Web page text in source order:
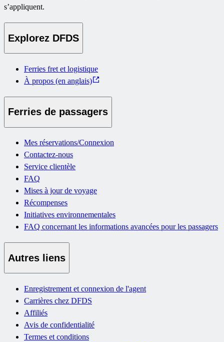
s’appliquent.
Explorez DFDS
Ferries fret et logistique
À propos (en anglais)
Ferries de passagers
Mes réservations/Connexion
Contactez-nous
Service clientèle
FAQ
Mises à jour de voyage
Récompenses
Initiatives environnementales
FAQ concernant les informations avancées pour les passagers
Autres liens
Enregistrement et connexion de l'agent
Carrières chez DFDS
Affiliés
Avis de confidentialité
Termes et conditions